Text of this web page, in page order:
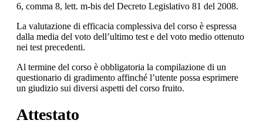
6, comma 8, lett. m-bis del Decreto Legislativo 81 del 2008.
La valutazione di efficacia complessiva del corso è espressa
dalla media del voto dell’ultimo test e del voto medio ottenuto
nei test precedenti.
Al termine del corso è obbligatoria la compilazione di un
questionario di gradimento affinché l’utente possa esprimere
un giudizio sui diversi aspetti del corso fruito.
Attestato